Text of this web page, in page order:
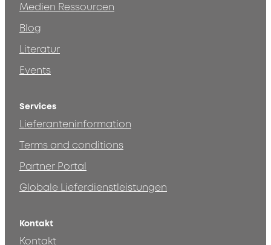
Medien Ressourcen
Blog
Literatur
Events
Services
Lieferanteninformation
Terms and conditions
Partner Portal
Globale Lieferdienstleistungen
Kontakt
Kontakt